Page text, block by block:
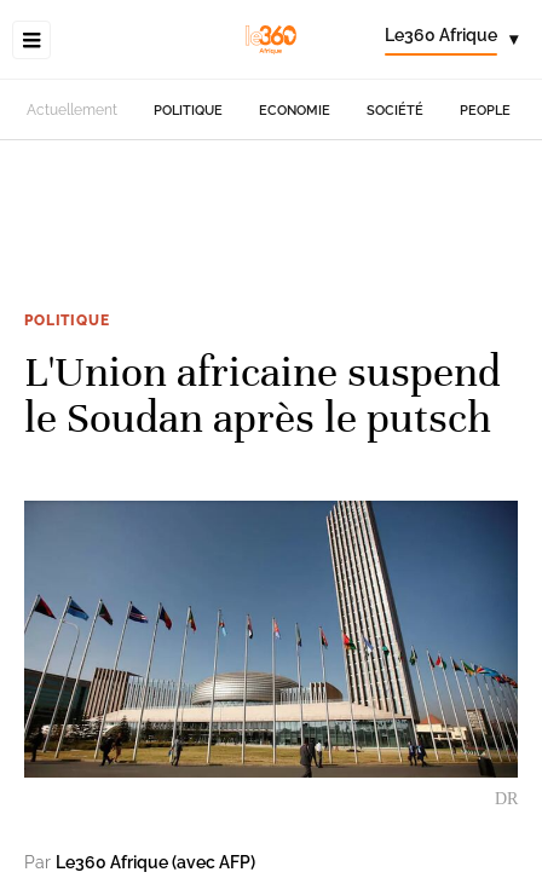
Le360 Afrique ▾
Actuellement POLITIQUE ECONOMIE SOCIÉTÉ PEOPLE
POLITIQUE
L'Union africaine suspend
le Soudan après le putsch
DR
Par Le360 Afrique (avec AFP)